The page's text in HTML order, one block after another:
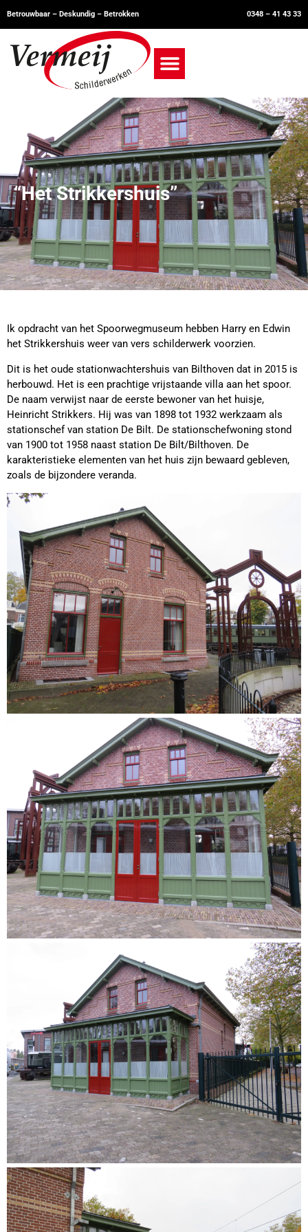
Betrouwbaar – Deskundig – Betrokken 0348 – 41 43 33
“Het Strikkershuis”
Ik opdracht van het Spoorwegmuseum hebben Harry en Edwin
het Strikkershuis weer van vers schilderwerk voorzien.
Dit is het oude stationwachtershuis van Bilthoven dat in 2015 is
herbouwd. Het is een prachtige vrijstaande villa aan het spoor.
De naam verwijst naar de eerste bewoner van het huisje,
Heinricht Strikkers. Hij was van 1898 tot 1932 werkzaam als
stationschef van station De Bilt. De stationschefwoning stond
van 1900 tot 1958 naast station De Bilt/Bilthoven. De
karakteristieke elementen van het huis zijn bewaard gebleven,
zoals de bijzondere veranda.